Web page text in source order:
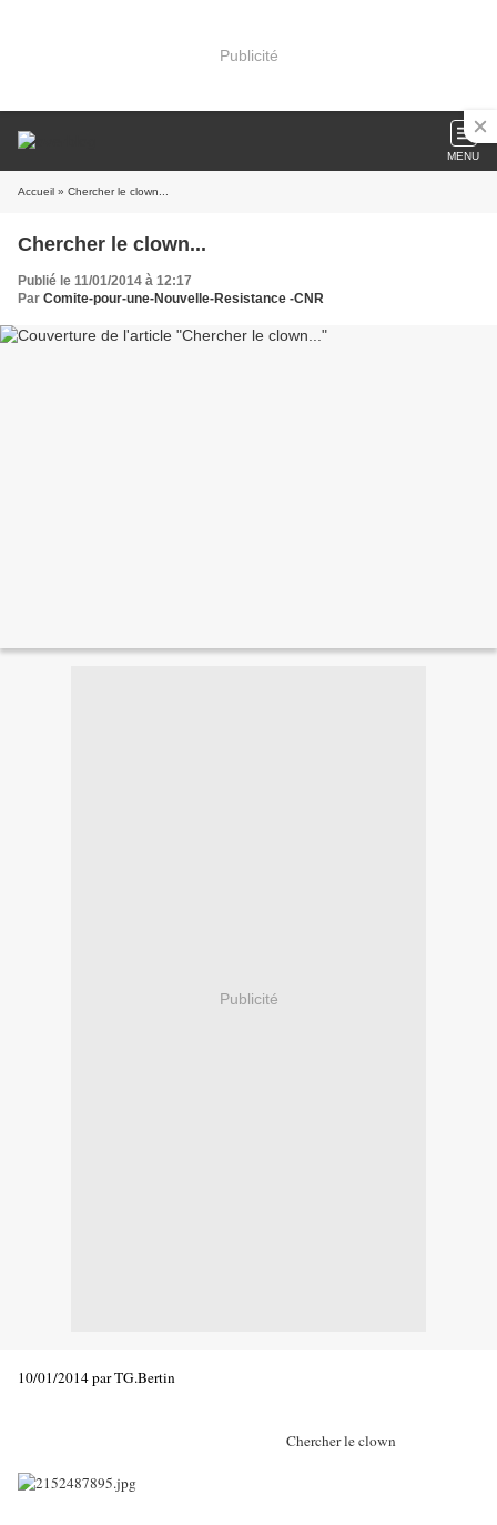
Publicité
MENU
Accueil » Chercher le clown...
Chercher le clown...
Publié le 11/01/2014 à 12:17
Par Comite-pour-une-Nouvelle-Resistance -CNR
Publicité
10/01/2014 par TG.Bertin
Chercher le clown